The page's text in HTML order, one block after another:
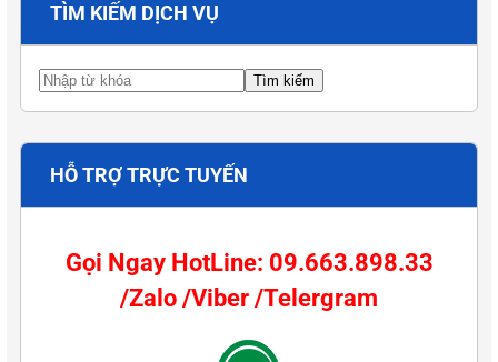
TÌM KIẾM DỊCH VỤ
HỖ TRỢ TRỰC TUYẾN
Gọi Ngay HotLine: 09.663.898.33
/Zalo /Viber /Telergram